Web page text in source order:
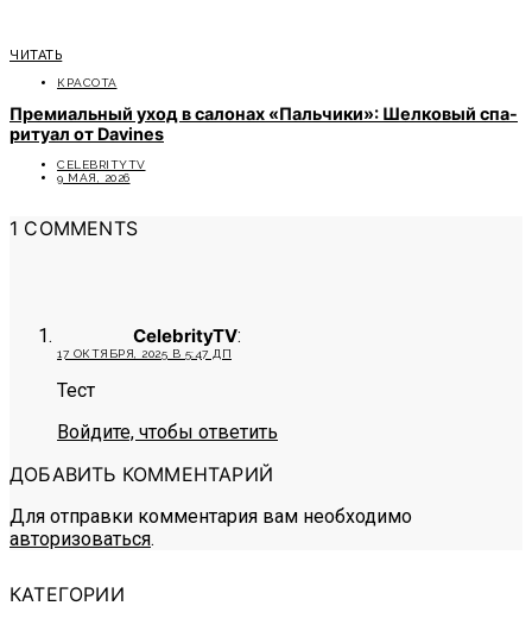
ЧИТАТЬ
КРАСОТА
Премиальный уход в салонах «Пальчики»: Шелковый спа-
ритуал от Davines
CELEBRITYTV
9 МАЯ, 2026
1 COMMENTS
CelebrityTV:
17 ОКТЯБРЯ, 2025 В 5:47 ДП
Тест
Войдите, чтобы ответить
ДОБАВИТЬ КОММЕНТАРИЙ
Для отправки комментария вам необходимо
авторизоваться.
КАТЕГОРИИ